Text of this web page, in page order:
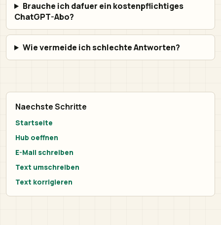
Brauche ich dafuer ein kostenpflichtiges
ChatGPT-Abo?
Wie vermeide ich schlechte Antworten?
Naechste Schritte
Startseite
Hub oeffnen
E-Mail schreiben
Text umschreiben
Text korrigieren